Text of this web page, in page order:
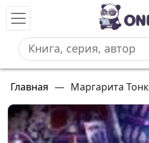
Главная — Маргарита Тонк